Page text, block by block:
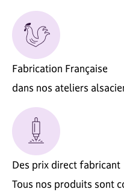
Fabrication Française
dans nos ateliers
Des prix direct fabricant
Tous nos produits sont